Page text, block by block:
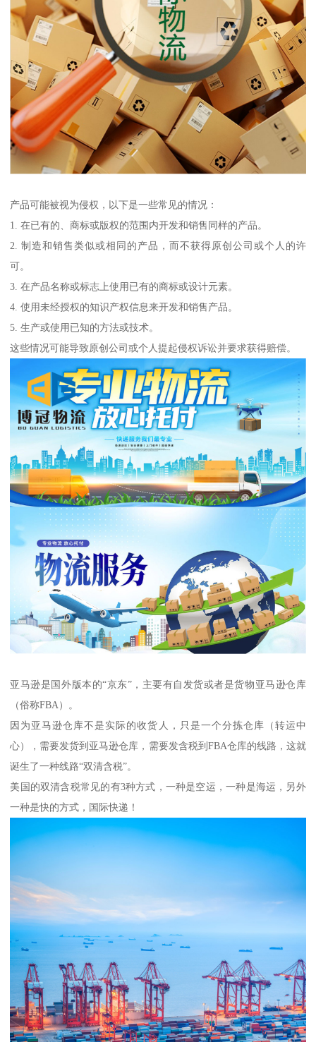
产品可能被视为侵权，以下是一些常见的情况：
1. 在已有的、商标或版权的范围内开发和销售同样的产品。
2. 制造和销售类似或相同的产品，而不获得原创公司或个人的许
可。
3. 在产品名称或标志上使用已有的商标或设计元素。
4. 使用未经授权的知识产权信息来开发和销售产品。
5. 生产或使用已知的方法或技术。
这些情况可能导致原创公司或个人提起侵权诉讼并要求获得赔偿。
亚马逊是国外版本的“京东”，主要有自发货或者是货物亚马逊仓库
（俗称FBA）。
因为亚马逊仓库不是实际的收货人，只是一个分拣仓库（转运中
心），需要发货到亚马逊仓库，需要发含税到FBA仓库的线路，这就
诞生了一种线路“双清含税”。
美国的双清含税常见的有3种方式，一种是空运，一种是海运，另外
一种是快的方式，国际快递！